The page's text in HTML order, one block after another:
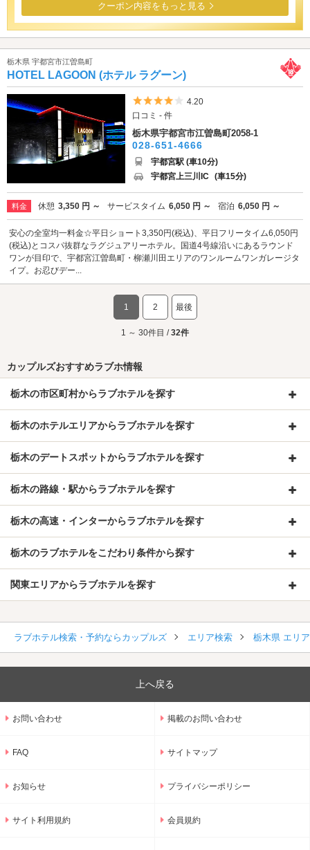
クーポン内容をもっと見る
栃木県 宇都宮市江曽島町
HOTEL LAGOON (ホテル ラグーン)
5つ星のうち4
4.20
口コミ - 件
栃木県宇都宮市江曽島町2058-1
028-651-4666
宇都宮駅 (車10分)
宇都宮上三川IC (車15分)
料金 休憩 3,350 円 ～ サービスタイム 6,050 円 ～ 宿泊 6,050 円 ～
安心の全室均一料金☆平日ショート3,350円(税込)、平日フリータイム6,050円
(税込)とコスパ抜群なラグジュアリーホテル。国道4号線沿いにあるラウンド
ワンが目印で、宇都宮江曽島町・柳瀬川田エリアのワンルームワンガレージタ
イプ。お忍びデー...
1 2 最後
1 ～ 30件目 /32件
カップルズおすすめラブホ情報
栃木の市区町村からラブホテルを探す
栃木のホテルエリアからラブホテルを探す
栃木のデートスポットからラブホテルを探す
栃木の路線・駅からラブホテルを探す
栃木の高速・インターからラブホテルを探す
栃木のラブホテルをこだわり条件から探す
関東エリアからラブホテルを探す
ラブホテル検索・予約ならカップルズ エリア検索 栃木県 エリ
上へ戻る
お問い合わせ 掲載のお問い合わせ
FAQ サイトマップ
お知らせ プライバシーポリシー
サイト利用規約 会員規約